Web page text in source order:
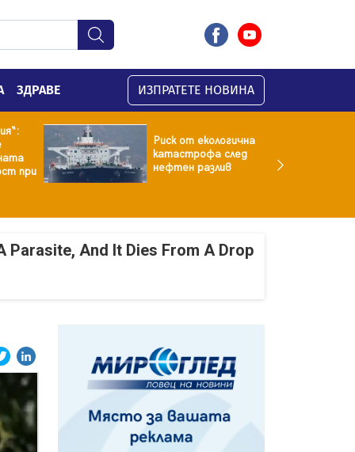
ЗДРАВЕ ИЗПРАТЕТЕ НОВИНА
при
Риск от екологична
катастрофа след
нефтен разлив
Parasite, And It Dies From A Drop